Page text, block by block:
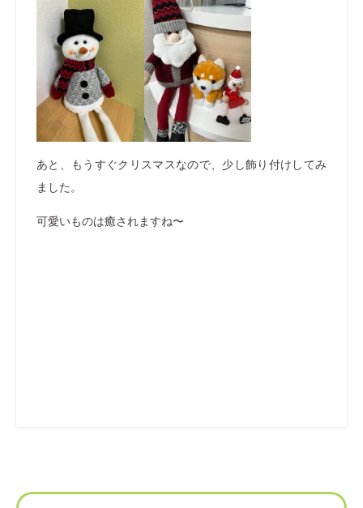
あと、もうすぐクリスマスなので、少し飾り付けしてみ
ました。
可愛いものは癒されますね〜